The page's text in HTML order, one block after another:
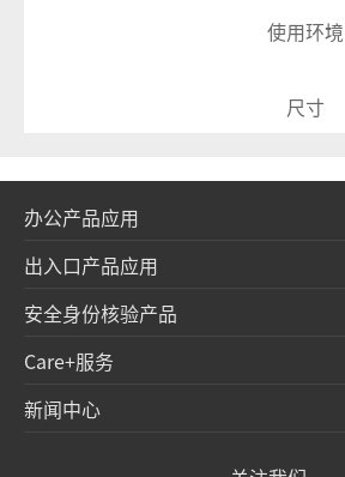
使用环境
尺寸
办公产品应用
出入口产品应用
安全身份核验产品
Care+服务
新闻中心